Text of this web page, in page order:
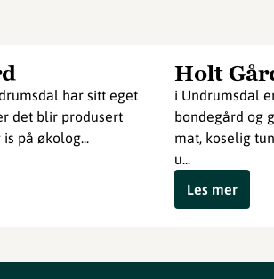
har sitt eget
det blir produsert
på økolog...
Holt
i Undrumsdal
bondegård og
mat, koselig
u...
Les mer